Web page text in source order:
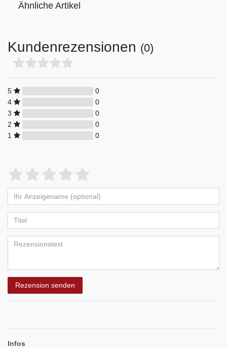
Ähnliche Artikel
Kundenrezensionen (0)
5
0
4
0
3
0
2
0
1
0
Bewertungssterne
von
5
Bewertungssternen
4
von
5
Bewertungssternen
3
von
5
Bewertungssternen
2
von
5
Bewertungssternen
1
von
5
Bewertungssternen
Anzeigename
(optional)
Rezension senden
Infos